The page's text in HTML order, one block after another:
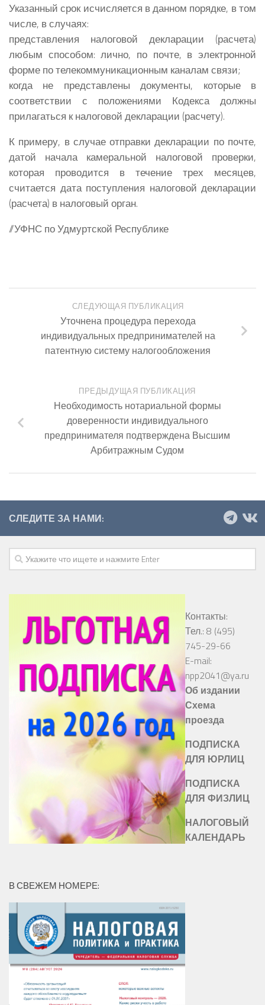
Указанный срок исчисляется в данном порядке, в том
числе, в случаях:
представления налоговой декларации (расчета)
любым способом: лично, по почте, в электронной
форме по телекоммуникационным каналам связи;
когда не представлены документы, которые в
соответствии с положениями Кодекса должны
прилагаться к налоговой декларации (расчету).
К примеру, в случае отправки декларации по почте,
датой начала камеральной налоговой проверки,
которая проводится в течение трех месяцев,
считается дата поступления налоговой декларации
(расчета) в налоговый орган.
//УФНС по Удмуртской Республике
СЛЕДУЮЩАЯ ПУБЛИКАЦИЯ
Уточнена процедура перехода
индивидуальных предпринимателей на
патентную систему налогообложения
ПРЕДЫДУЩАЯ ПУБЛИКАЦИЯ
Необходимость нотариальной формы
доверенности индивидуального
предпринимателя подтверждена Высшим
Арбитражным Судом
СЛЕДИТЕ ЗА НАМИ:
Контакты:
Тел.: 8 (495)
745-29-66
E-mail:
npp2041@ya.ru
Об издании
Схема
проезда
ПОДПИСКА
ДЛЯ ЮРЛИЦ
ПОДПИСКА
ДЛЯ ФИЗЛИЦ
НАЛОГОВЫЙ
КАЛЕНДАРЬ
В СВЕЖЕМ НОМЕРЕ: